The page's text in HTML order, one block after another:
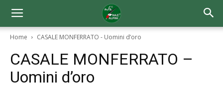
Home CASALE MONFERRATO - Uomini d’oro
CASALE MONFERRATO –
Uomini d’oro